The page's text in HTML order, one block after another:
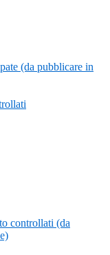
(da pubblicare in
controllati (da